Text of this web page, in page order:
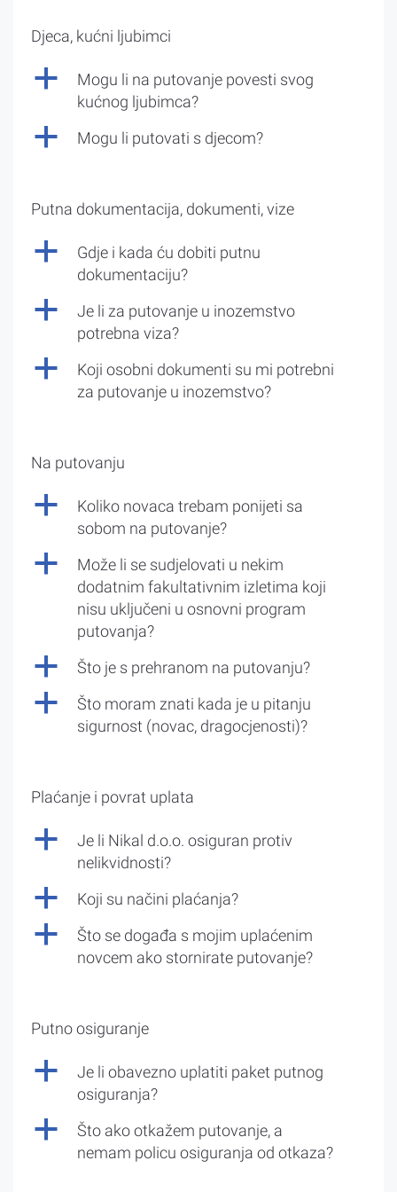
Djeca, kućni ljubimci
a
Mogu li na putovanje povesti svog
kućnog ljubimca?
a Mogu li putovati s djecom?
Putna dokumentacija, dokumenti, vize
a
Gdje i kada ću dobiti putnu
dokumentaciju?
a
Je li za putovanje u inozemstvo
potrebna viza?
a
Koji osobni dokumenti su mi potrebni
za putovanje u inozemstvo?
Na putovanju
a
Koliko novaca trebam ponijeti sa
sobom na putovanje?
a
Može li se sudjelovati u nekim
dodatnim fakultativnim izletima koji
nisu uključeni u osnovni program
putovanja?
a Što je s prehranom na putovanju?
a
Što moram znati kada je u pitanju
sigurnost (novac, dragocjenosti)?
Plaćanje i povrat uplata
a
Je li Nikal d.o.o. osiguran protiv
nelikvidnosti?
a Koji su načini plaćanja?
a
Što se događa s mojim uplaćenim
novcem ako stornirate putovanje?
Putno osiguranje
a
Je li obavezno uplatiti paket putnog
osiguranja?
a
Što ako otkažem putovanje, a
nemam policu osiguranja od otkaza?